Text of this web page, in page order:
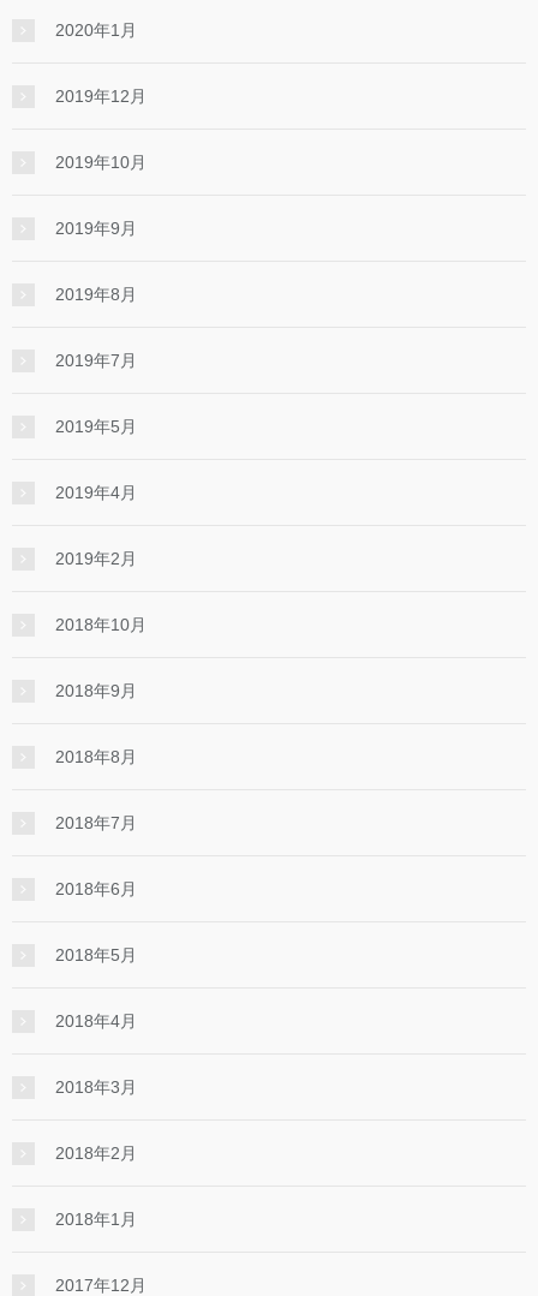
2020年1月
2019年12月
2019年10月
2019年9月
2019年8月
2019年7月
2019年5月
2019年4月
2019年2月
2018年10月
2018年9月
2018年8月
2018年7月
2018年6月
2018年5月
2018年4月
2018年3月
2018年2月
2018年1月
2017年12月